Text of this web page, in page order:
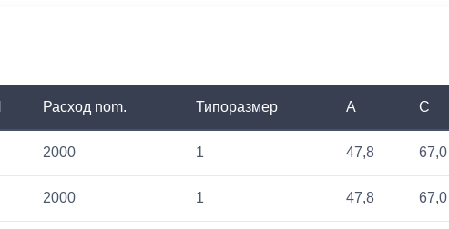
Расход nom. Типоразмер A C
2000 1 47,8 67,0
2000 1 47,8 67,0